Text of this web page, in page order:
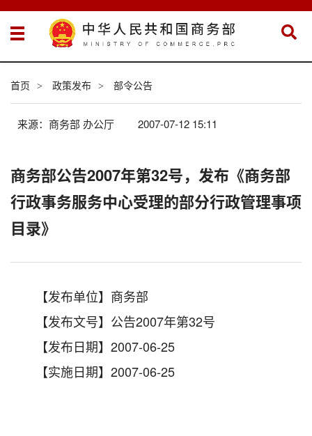
首页 > 政策发布 > 部令公告
来源：商务部 办公厅 2007-07-12 15:11
商务部公告2007年第32号，发布《商务部
行政事务服务中心受理的部分行政管理事项
目录》
【发布单位】商务部
【发布文号】公告2007年第32号
【发布日期】2007-06-25
【实施日期】2007-06-25